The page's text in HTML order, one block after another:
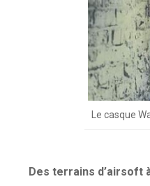
Le casque
Des terrains d’airsoft